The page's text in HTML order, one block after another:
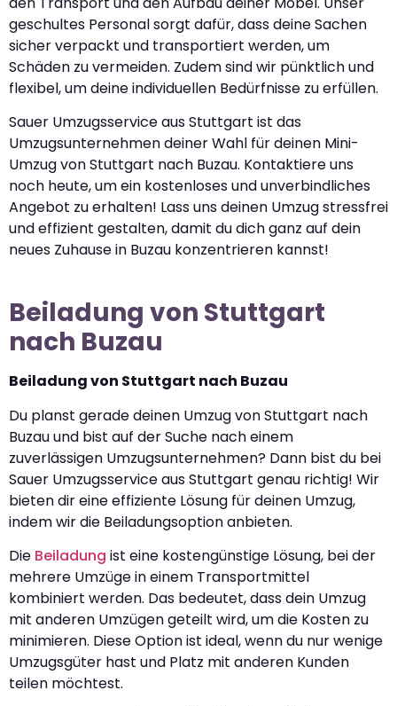
geschultes Personal sorgt dafür, dass deine Sachen
sicher verpackt und transportiert werden, um
Schäden zu vermeiden. Zudem sind wir pünktlich und
flexibel, um deine individuellen Bedürfnisse zu erfüllen.
Sauer Umzugsservice aus Stuttgart ist das
Umzugsunternehmen deiner Wahl für deinen Mini-
Umzug von Stuttgart nach Buzau. Kontaktiere uns
noch heute, um ein kostenloses und unverbindliches
Angebot zu erhalten! Lass uns deinen Umzug stressfrei
und effizient gestalten, damit du dich ganz auf dein
neues Zuhause in Buzau konzentrieren kannst!
Beiladung von Stuttgart
nach Buzau
Beiladung von Stuttgart nach Buzau
Du planst gerade deinen Umzug von Stuttgart nach
Buzau und bist auf der Suche nach einem
zuverlässigen Umzugsunternehmen? Dann bist du bei
Sauer Umzugsservice aus Stuttgart genau richtig! Wir
bieten dir eine effiziente Lösung für deinen Umzug,
indem wir die Beiladungsoption anbieten.
Die Beiladung ist eine kostengünstige Lösung, bei der
mehrere Umzüge in einem Transportmittel
kombiniert werden. Das bedeutet, dass dein Umzug
mit anderen Umzügen geteilt wird, um die Kosten zu
minimieren. Diese Option ist ideal, wenn du nur wenige
Umzugsgüter hast und Platz mit anderen Kunden
teilen möchtest.